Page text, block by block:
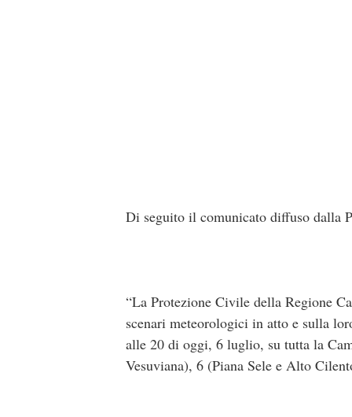
Di seguito il comunicato diffuso dalla
“La Protezione Civile della Regione
scenari meteorologici in atto e sulla
alle 20 di oggi, 6 luglio, su tutta la
Vesuviana), 6 (Piana Sele e Alto